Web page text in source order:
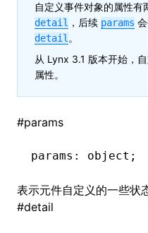
自定义事件对象的属性有
detail ，后续 params
detail 。
从 Lynx 3.1 版本开始，
属性。
#params
params : object;
表示元件自定义的一些状
#detail